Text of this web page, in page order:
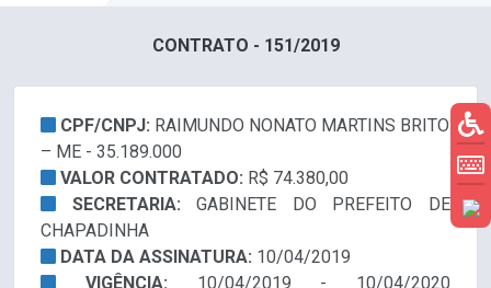
CONTRATO - 151/2019
CPF/CNPJ: RAIMUNDO NONATO MARTINS BRITO
– ME - 35.189.000
VALOR CONTRATADO: R$ 74.380,00
SECRETARIA:GABINETE DO PREFEITO DE
CHAPADINHA
DATA DA ASSINATURA: 10/04/2019
VIGÊNCIA: 10/04/2019 - 10/04/2020